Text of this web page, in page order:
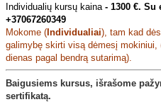
Individualių kursų kaina - 1300 €. Su
+37067260349
Mokome (Individualiai), tam kad
galimybę skirti visą dėmesį mokiniui,
dienas pagal bendrą sutarimą).
Baigusiems kursus, išrašome
sertifikatą.